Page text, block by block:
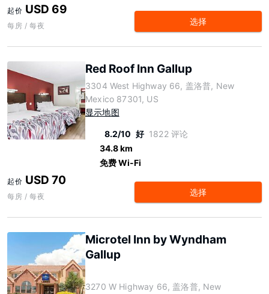
起价 USD 69
每房 / 每夜 选择
Red Roof Inn Gallup
3304 West Highway 66, 盖洛普, New
Mexico 87301, US
显示地图
8.2/10 好 1822 评论
34.8 km
免费 Wi-Fi
起价 USD 70
每房 / 每夜 选择
Microtel Inn by Wyndham
Gallup
3270 W Highway 66, 盖洛普, New